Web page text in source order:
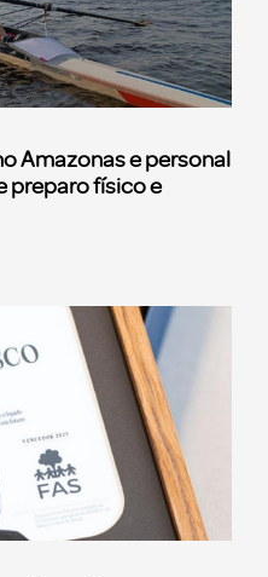
Amazonas e personal
preparo físico e